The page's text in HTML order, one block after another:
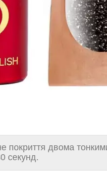
покриття двома
секунд.